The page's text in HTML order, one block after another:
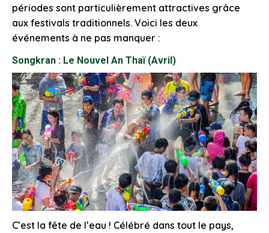
périodes sont particulièrement attractives grâce
aux festivals traditionnels. Voici les deux
événements à ne pas manquer :
Songkran : Le Nouvel An Thaï (Avril)
C’est la fête de l’eau ! Célébré dans tout le pays,